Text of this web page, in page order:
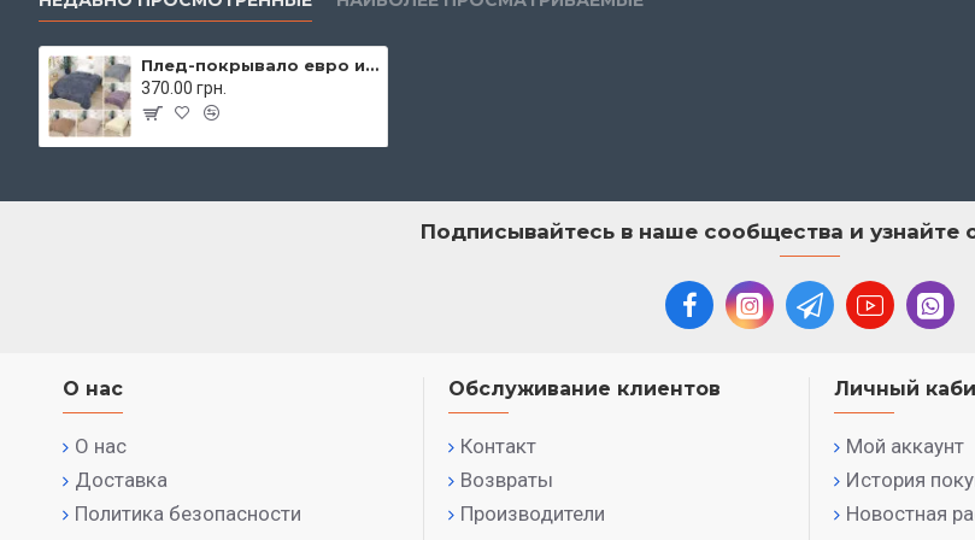
Плед-покрывало евро из микрофибры Бамбук 200х220 см Colorful арт. 534-12
370.00 грн.
Подписывайтесь в наше сообщества и узнайте
О нас
О нас
Доставка
Политика безопасности
Обслуживание клиентов
Контакт
Возвраты
Производители
Личный
Мой аккаунт
История
Новостная